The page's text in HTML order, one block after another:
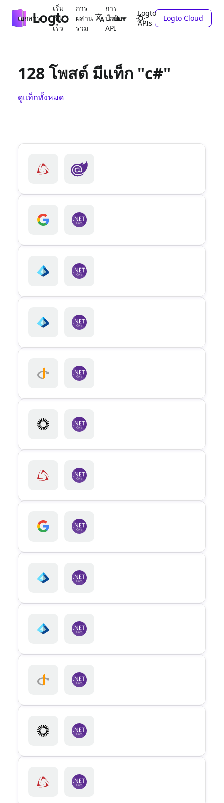
เอกสาร
เริ่ม
ต้น
เร็ว
การ
ผสาน
รวม
การ
ปกป้อง
API
Logto
APIs
ไทย Logto Cloud
128 โพสต์ มีแท็ก "c#"
ดูแท็กทั้งหมด